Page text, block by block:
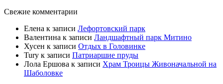
Свежие комментарии
Елена к записи Лефортовский парк
Валентина к записи Ландшафтный парк Митино
Хусен к записи Отдых в Головинке
Tury к записи Патриаршие пруды
Лола Ершова к записи Храм Троицы Живоначальной на
Шаболовке